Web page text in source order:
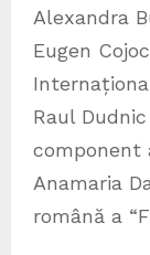
Alexandra
Eugen
Raul
component
Anamaria
română a